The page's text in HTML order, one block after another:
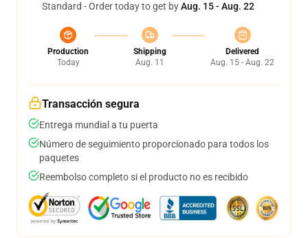
Standard - Order today to get byAug. 15 - Aug. 22
Production
Today
Shipping
Aug. 11
Delivered
Aug. 15 - Aug. 22
Transacción segura
Entrega mundial a tu puerta
Número de seguimiento proporcionado para todos los
paquetes
Reembolso completo si el producto no es recibido